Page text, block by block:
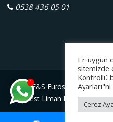
0538 436 05 01
E&S Eurostar Yurtdışı
Serbest Liman Bölge
1
En uygun
sitemizde
Kontrollü
Çerez